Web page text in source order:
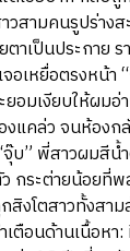
สามคนรูปร่าง
ตาเป็นประกาย
อเหยื่อตรงหน้า
อมเงียบให้ผมอ่
งแคล่ว จนห้องก
บ” พี่สาวผมสีน้
กระต่ายน้อยที่
สิงโตสาวทั้งสา
ตือนด้านเนื้อหา: